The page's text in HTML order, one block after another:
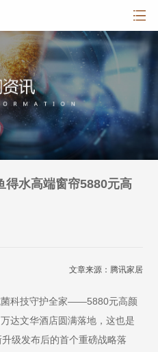
得水高端窗帘5880元高
文章来源：腾讯家居
菌科技守护全家——5880元高颜
达文华酒店圆满落地，这也是
级发布后的首个重磅战略落